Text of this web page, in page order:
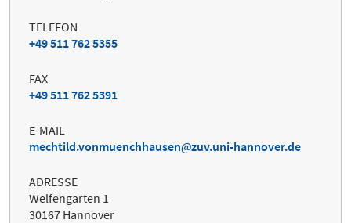
TELEFON
+49 511 762 5355
FAX
+49 511 762 5391
E-MAIL
mechtild.vonmuenchhausen
zuv.uni-hannover.de
ADRESSE
Welfengarten 1
30167 Hannover